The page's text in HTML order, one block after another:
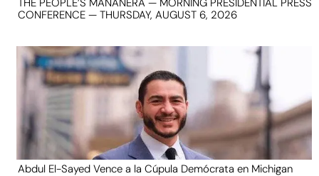
CONFERENCE — THURSDAY, AUGUST 6, 2026
Abdul El-Sayed Vence a la Cúpula Demócrata en Michigan